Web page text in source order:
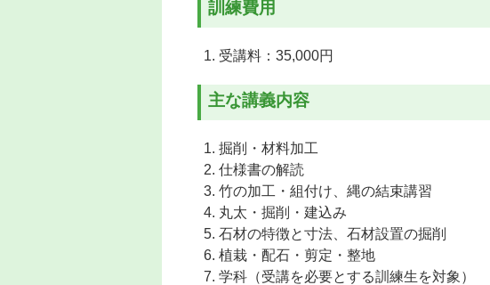
訓練費用
受講料：35,000円
主な講義内容
掘削・材料加工
仕様書の解読
竹の加工・組付け、縄の結束講習
丸太・掘削・建込み
石材の特徴と寸法、石材設置の掘削
植栽・配石・剪定・整地
学科（受講を必要とする訓練生を対象）